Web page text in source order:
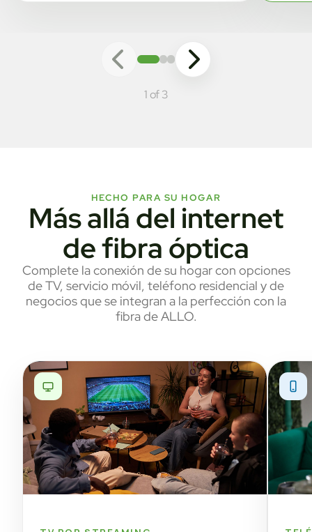
1 of 3
HECHO PARA SU HOGAR
Más allá del internet
de fibra óptica
Complete la conexión de su hogar con opciones
de TV, servicio móvil, teléfono residencial y de
negocios que se integran a la perfección con la
fibra de ALLO.